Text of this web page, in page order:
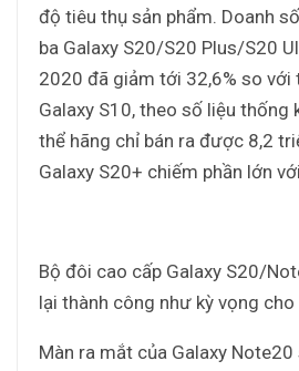
độ tiêu thụ sản phẩm. Doanh
ba Galaxy S20/S20 Plus/S20
2020 đã giảm tới 32,6% so với
Galaxy S10, theo số liệu thống
thể hãng chỉ bán ra được 8,2
Galaxy S20+ chiếm phần lớn
Bộ đôi cao cấp Galaxy S20/
lại thành công như kỳ vọng
Màn ra mắt của Galaxy